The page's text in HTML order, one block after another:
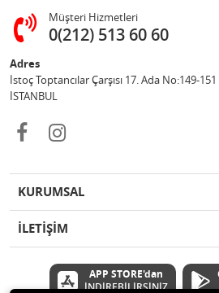
Müşteri Hizmetleri
0(212) 513 60 60
Adres
İstoç Toptancılar Çarşısı 17. Ada No:149-
İSTANBUL
KURUMSAL
İLETİŞİM
APP STORE'dan
İNDİREBİLİRSİNİZ